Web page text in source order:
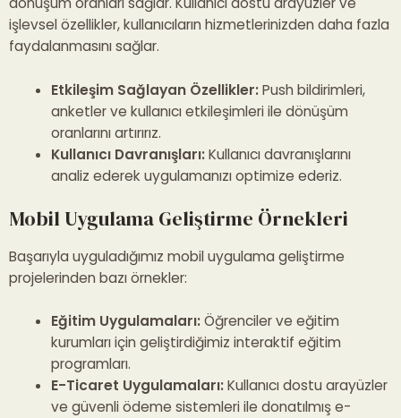
işlevsel özellikler, kullanıcıların hizmetlerinizden daha fazla
faydalanmasını sağlar.
Etkileşim Sağlayan Özellikler:Push bildirimleri,
anketler ve kullanıcı etkileşimleri ile dönüşüm
oranlarını artırırız.
Kullanıcı Davranışları:Kullanıcı davranışlarını
analiz ederek uygulamanızı optimize ederiz.
Mobil Uygulama Geliştirme Örnekleri
Başarıyla uyguladığımız mobil uygulama geliştirme
projelerinden bazı örnekler:
Eğitim Uygulamaları:Öğrenciler ve eğitim
kurumları için geliştirdiğimiz interaktif eğitim
programları.
E-Ticaret Uygulamaları:Kullanıcı dostu arayüzler
ve güvenli ödeme sistemleri ile donatılmış e-